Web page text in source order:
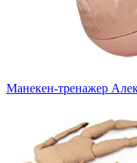
Манекен-тренажер